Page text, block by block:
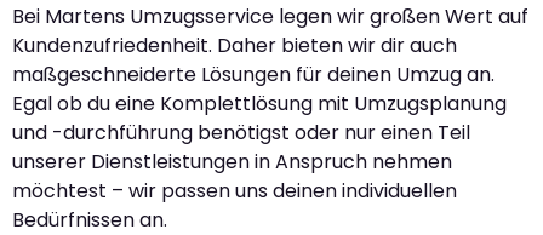
Bei Martens Umzugsservice legen wir großen Wert auf
Kundenzufriedenheit. Daher bieten wir dir auch
maßgeschneiderte Lösungen für deinen Umzug an.
Egal ob du eine Komplettlösung mit Umzugsplanung
und -durchführung benötigst oder nur einen Teil
unserer Dienstleistungen in Anspruch nehmen
möchtest – wir passen uns deinen individuellen
Bedürfnissen an.